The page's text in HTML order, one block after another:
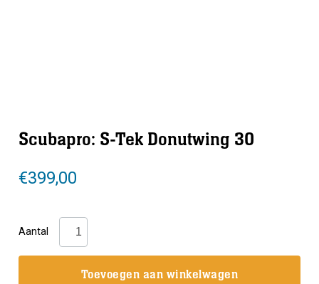
Scubapro: S-Tek Donutwing 30
€399,00
Aantal
Scubapro:
S-
Toevoegen aan winkelwagen